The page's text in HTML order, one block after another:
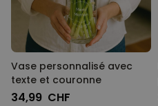
Vase personnalisé avec
texte et couronne
34,99 CHF